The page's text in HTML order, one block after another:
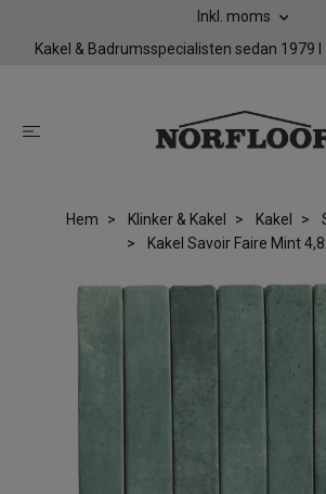
Inkl. moms
Kakel & Badrumsspecialisten sedan
Hem Klinker & Kakel Kakel
Kakel Savoir Faire Mint